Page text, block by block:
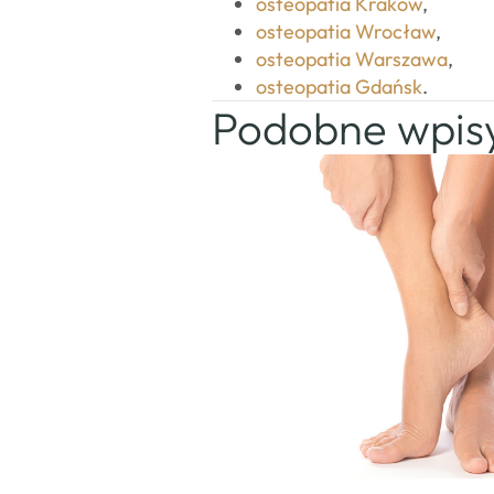
osteopatia Wrocław,
osteopatia Warszawa,
osteopatia Gdańsk.
Podobne